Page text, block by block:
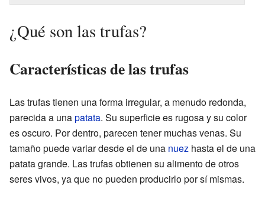
¿Qué son las trufas?
Características de las trufas
Las trufas tienen una forma irregular, a menudo redonda,
parecida a unapatata. Su superficie es rugosa y su color
es oscuro. Por dentro, parecen tener muchas venas. Su
tamaño puede variar desde el de una nuez hasta el de una
patata grande. Las trufas obtienen su alimento de otros
seres vivos, ya que no pueden producirlo por sí mismas.